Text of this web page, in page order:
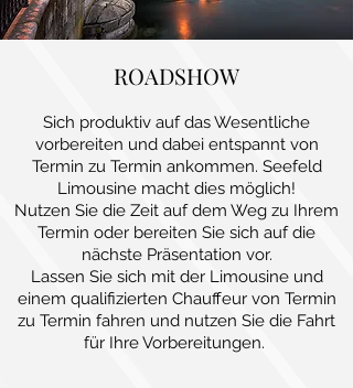
ROADSHOW
Sich produktiv auf das Wesentliche
vorbereiten und dabei entspannt von
Termin zu Termin ankommen. Seefeld
Limousine macht dies möglich!
Nutzen Sie die Zeit auf dem Weg zu Ihrem
Termin oder bereiten Sie sich auf die
nächste Präsentation vor.
Lassen Sie sich mit der Limousine und
einem qualifizierten Chauffeur von Termin
zu Termin fahren und nutzen Sie die Fahrt
für Ihre Vorbereitungen.